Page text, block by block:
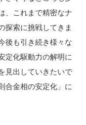
、これまで精密なナ
探索に挑戦してきま
後も引き続き様々な
定化駆動力の解明に
見出していきたいで
合金相の安定化」に